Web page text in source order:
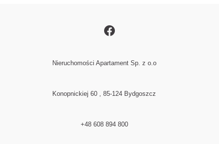
Nieruchomości Apartament Sp. z o.o
Konopnickiej 60 , 85-124 Bydgoszcz
+48 608 894 800